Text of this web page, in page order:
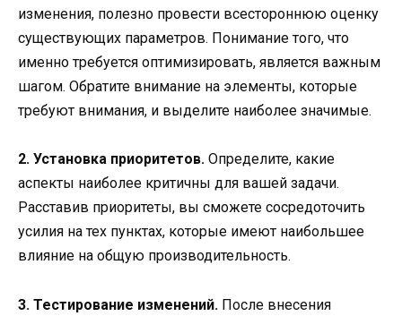
изменения, полезно провести всестороннюю оценку
существующих параметров. Понимание того, что
именно требуется оптимизировать, является важным
шагом. Обратите внимание на элементы, которые
требуют внимания, и выделите наиболее значимые.
2. Установка приоритетов. Определите, какие
аспекты наиболее критичны для вашей задачи.
Расставив приоритеты, вы сможете сосредоточить
усилия на тех пунктах, которые имеют наибольшее
влияние на общую производительность.
3. Тестирование изменений. После внесения